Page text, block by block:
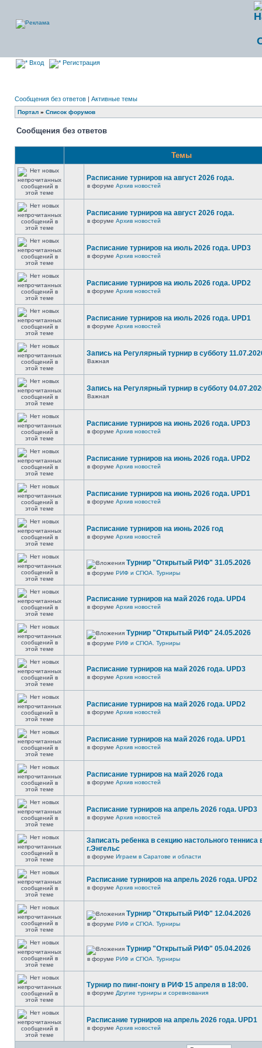
Вход Регистрация
Сообщения без ответов | Активные темы
Портал » Список форумов
Сообщения без ответов
Темы
Расписание турниров на август 2026 года.
в форуме Архив новостей
Расписание турниров на август 2026 года.
в форуме Архив новостей
Расписание турниров на июль 2026 года. UPD3
в форуме Архив новостей
Расписание турниров на июль 2026 года. UPD2
в форуме Архив новостей
Расписание турниров на июль 2026 года. UPD1
в форуме Архив новостей
Запись на Регулярный турнир в субботу
Важная
Запись на Регулярный турнир в субботу
Важная
Расписание турниров на июнь 2026 года. UPD3
в форуме Архив новостей
Расписание турниров на июнь 2026 года. UPD2
в форуме Архив новостей
Расписание турниров на июнь 2026 года. UPD1
в форуме Архив новостей
Расписание турниров на июнь 2026 год
в форуме Архив новостей
Турнир "Открытый РИФ" 31.05.2026
в форуме РИФ и СГЮА. Турниры
Расписание турниров на май 2026 года. UPD4
в форуме Архив новостей
Турнир "Открытый РИФ" 24.05.2026
в форуме РИФ и СГЮА. Турниры
Расписание турниров на май 2026 года. UPD3
в форуме Архив новостей
Расписание турниров на май 2026 года. UPD2
в форуме Архив новостей
Расписание турниров на май 2026 года. UPD1
в форуме Архив новостей
Расписание турниров на май 2026 года
в форуме Архив новостей
Расписание турниров на апрель 2026 года. UPD3
в форуме Архив новостей
Записать ребенка в секцию настольного тенниса
г.Энгельс
в форуме Играем в Саратове и области
Расписание турниров на апрель 2026 года. UPD2
в форуме Архив новостей
Турнир "Открытый РИФ" 12.04.2026
в форуме РИФ и СГЮА. Турниры
Турнир "Открытый РИФ" 05.04.2026
в форуме РИФ и СГЮА. Турниры
Турнир по пинг-понгу в РИФ 15 апреля в 18:00.
в форуме Другие турниры и соревнования
Расписание турниров на апрель 2026 года. UPD1
в форуме Архив новостей